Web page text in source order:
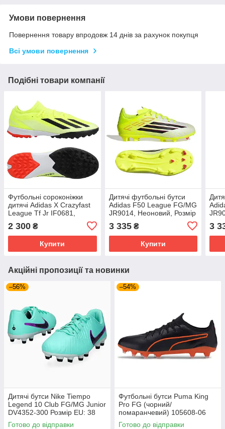
Умови повернення
Повернення товару впродовж 14 днів за рахунок покупця
Всі умови повернення
Подібні товари компанії
Футбольні сороконіжки
дитячі Adidas X Crazyfast
League Tf Jr IF0681,
Неоновий, Розмір (EU) -
28
2 300 ₴
Купити
Дитячі футбольні бутси
Adidas F50 League FG/MG
JR9014, Неоновий, Розмір
3 335₴
Купити
3
Акційні пропозиції та новинки
–56%
Дитячі бутси Nike Tiempo
Legend 10 Club FG/MG Junior
DV4352-300 Розмір EU: 38
Готово до відправки
–54%
Футбольні бутси Puma King
Pro FG (чорний/
помаранчевий) 105608-06
Розмір EU: 44
Готово до відправки